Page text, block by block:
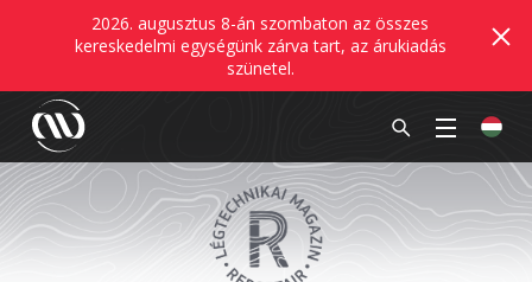
2026. augusztus 8-án szombaton az összes
kereskedelmi egységünk zárva tart, az árukiadás
szünetel.